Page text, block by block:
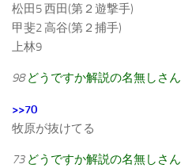
松田5 西田(第２遊撃手)
甲斐2 高谷(第２捕手)
上林9
98 どうですか解説の名無しさん
>>70
牧原が抜けてる
73 どうですか解説の名無しさん